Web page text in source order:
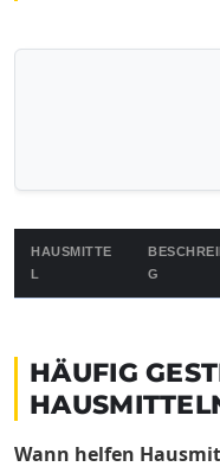
HAUSMITTE
L
G
HÄUFIG
Wann helfen